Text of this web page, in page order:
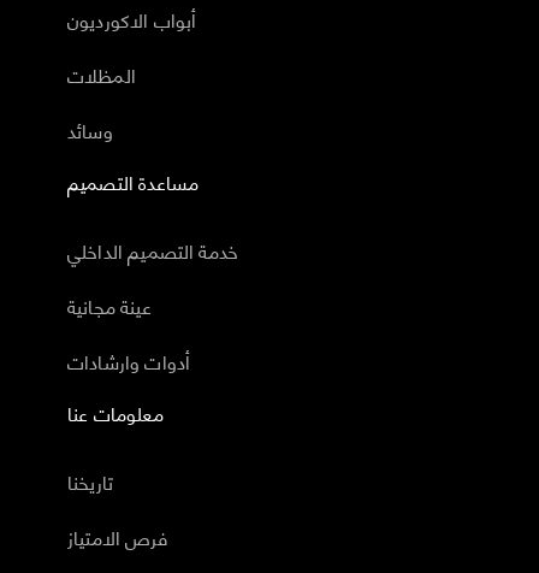
أبواب الاكورديون
المظلات
وسائد
مساعدة التصميم
خدمة التصميم الداخلي
عينة مجانية
أدوات وارشادات
معلومات عنا
تاريخنا
فرص الامتياز